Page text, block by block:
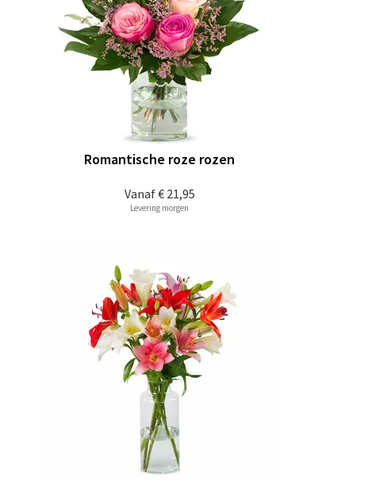
Vanaf€ 21,95
Romantische roze rozen
Levering morgen